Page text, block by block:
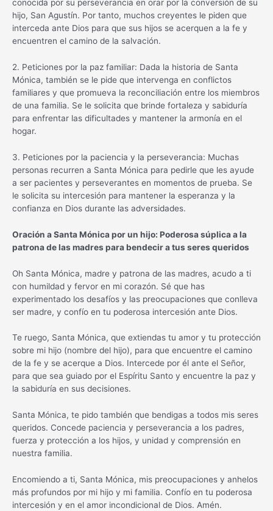
conocida por su perseverancia en orar por la conversión de su
hijo, San Agustín. Por tanto, muchos creyentes le piden que
interceda ante Dios para que sus hijos se acerquen a la fe y
encuentren el camino de la salvación.
2. Peticiones por la paz familiar: Dada la historia de Santa
Mónica, también se le pide que intervenga en conflictos
familiares y que promueva la reconciliación entre los miembros
de una familia. Se le solicita que brinde fortaleza y sabiduría
para enfrentar las dificultades y mantener la armonía en el
hogar.
3. Peticiones por la paciencia y la perseverancia: Muchas
personas recurren a Santa Mónica para pedirle que les ayude
a ser pacientes y perseverantes en momentos de prueba. Se
le solicita su intercesión para mantener la esperanza y la
confianza en Dios durante las adversidades.
Oración a Santa Mónica por un hijo: Poderosa súplica a la
patrona de las madres para bendecir a tus seres queridos
Oh Santa Mónica, madre y patrona de las madres, acudo a ti
con humildad y fervor en mi corazón. Sé que has
experimentado los desafíos y las preocupaciones que conlleva
ser madre, y confío en tu poderosa intercesión ante Dios.
Te ruego, Santa Mónica, que extiendas tu amor y tu protección
sobre mi hijo (nombre del hijo), para que encuentre el camino
de la fe y se acerque a Dios. Intercede por él ante el Señor,
para que sea guiado por el Espíritu Santo y encuentre la paz y
la sabiduría en sus decisiones.
Santa Mónica, te pido también que bendigas a todos mis seres
queridos. Concede paciencia y perseverancia a los padres,
fuerza y protección a los hijos, y unidad y comprensión en
nuestra familia.
Encomiendo a ti, Santa Mónica, mis preocupaciones y anhelos
más profundos por mi hijo y mi familia. Confío en tu poderosa
intercesión y en el amor incondicional de Dios. Amén.